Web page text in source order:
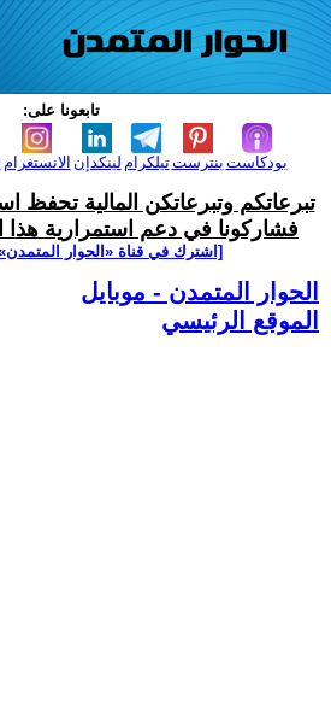
تابعونا على:
الانستغرام لينكدإن تيلكرامبنترست بودكاست
تبرعاتكم وتبرعاتكن المالية تحفظ
فشاركونا في دعم استمرارية هذا
[اشترك في قناة ‫«الحوار
الحوار المتمدن - موبايل
الموقع الرئيسي